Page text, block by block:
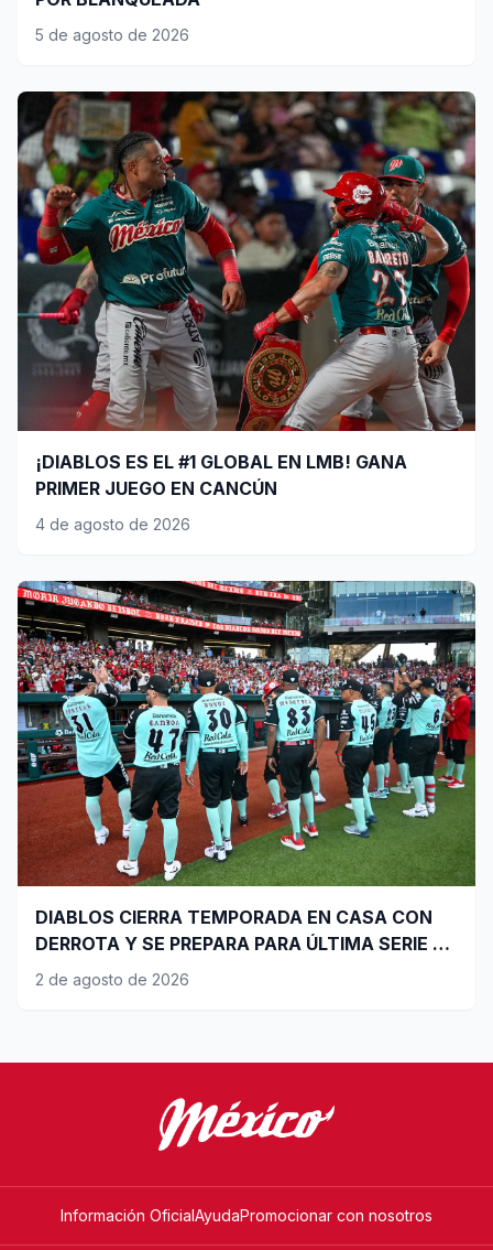
5 de agosto de 2026
¡DIABLOS ES EL #1 GLOBAL EN LMB! GANA
PRIMER JUEGO EN CANCÚN
4 de agosto de 2026
DIABLOS CIERRA TEMPORADA EN CASA CON
DERROTA Y SE PREPARA PARA ÚLTIMA SERIE DE
PLAYOFFS
2 de agosto de 2026
Información Oficial AyudaPromocionar con nosotros